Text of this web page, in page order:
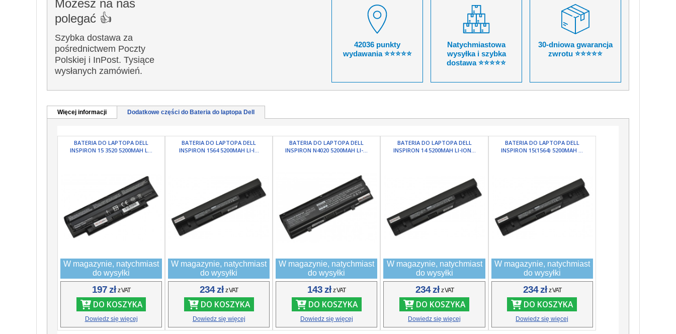
Możesz na nas
polegać 👍
Szybka dostawa za
pośrednictwem Poczty
Polskiej i InPost. Tysiące
wysłanych zamówień.
42036 punkty
wydawania ⭐⭐⭐⭐⭐
Natychmiastowa
wysyłka i szybka
dostawa ⭐⭐⭐⭐⭐
30-dniowa gwarancja
zwrotu ⭐⭐⭐⭐⭐
Więcej informacji Dodatkowe części do Bateria do laptopa Dell
BATERIA DO LAPTOPA DELL
INSPIRON 15 3520 5200MAH L...
W magazynie, natychmiast
do wysyłki
197 złz VAT
DO KOSZYKA
Dowiedz się więcej
BATERIA DO LAPTOPA DELL
INSPIRON 1564 5200MAH LI-I...
W magazynie, natychmiast
do wysyłki
234 złz VAT
DO KOSZYKA
Dowiedz się więcej
BATERIA DO LAPTOPA DELL
INSPIRON N4020 5200MAH LI-...
W magazynie, natychmiast
do wysyłki
143 złz VAT
DO KOSZYKA
Dowiedz się więcej
BATERIA DO LAPTOPA DELL
INSPIRON 14 5200MAH LI-ION...
W magazynie, natychmiast
do wysyłki
234 złz VAT
DO KOSZYKA
Dowiedz się więcej
BATERIA DO LAPTOPA DELL
INSPIRON 15(1564) 5200MAH ...
W magazynie, natychmiast
do wysyłki
234 złz VAT
DO KOSZYKA
Dowiedz się więcej